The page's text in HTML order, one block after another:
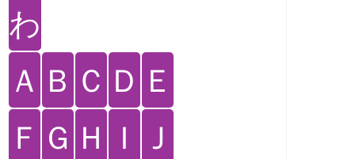
わ
Ａ Ｂ Ｃ Ｄ Ｅ
Ｆ Ｇ Ｈ Ｉ Ｊ